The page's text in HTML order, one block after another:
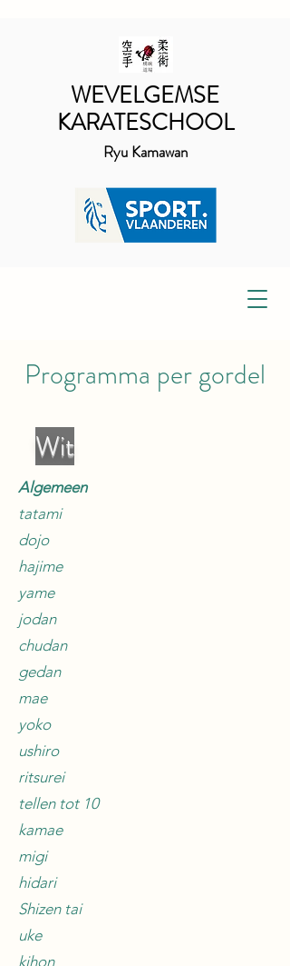
WEVELGEMSE
KARATESCHOOL
Ryu Kamawan
Programma per gordel
Wit
Algemeen
tatami
dojo
hajime
yame
jodan
chudan
gedan
mae
yoko
ushiro
ritsurei
tellen tot 10
kamae
migi
hidari
Shizen tai
uke
kihon